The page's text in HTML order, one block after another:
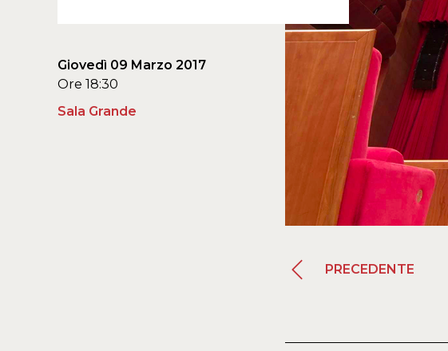
Giovedì 09 Marzo 2017
Ore 18:30
Sala Grande
PRECEDENTE